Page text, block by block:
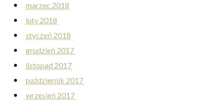
marzec 2018
luty 2018
styczeń 2018
grudzień 2017
listopad 2017
październik 2017
wrzesień 2017